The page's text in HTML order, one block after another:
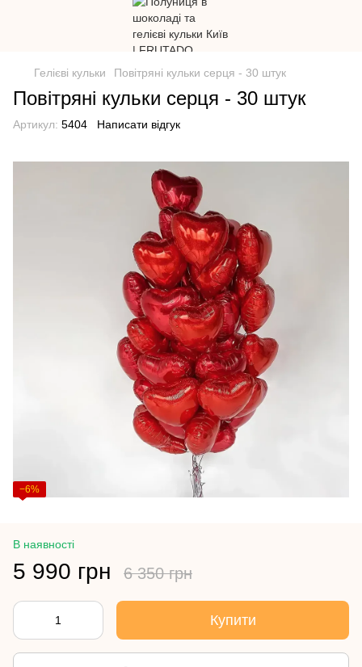
Гелієві кульки Повітряні кульки серця - 30 штук
Повітряні кульки серця - 30 штук
Артикул: 5404 Написати відгук
−6%
В наявності
5 990 грн 6 350 грн
Купити